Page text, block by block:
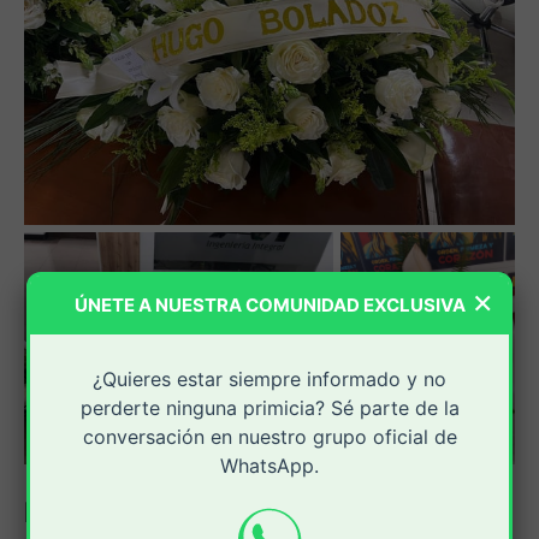
Perfil de los líderes amenazados
×
ÚNETE A NUESTRA COMUNIDAD EXCLUSIVA
¿Quieres estar siempre informado y no
perderte ninguna primicia? Sé parte de la
conversación en nuestro grupo oficial de
WhatsApp.